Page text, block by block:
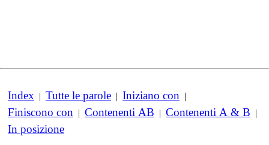
Index | Tutte le parole | Iniziano con |
Finiscono con | Contenenti AB | Contenenti A & B |
In posizione